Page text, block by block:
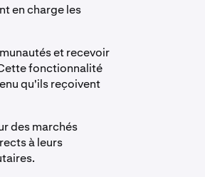
en charge les
et recevoir
fonctionnalité
qu'ils reçoivent
des marchés
à leurs